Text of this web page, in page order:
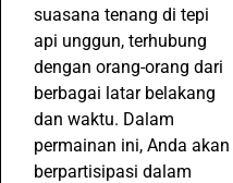
suasana tenang di tepi
api unggun, terhubung
dengan orang-orang dari
berbagai latar belakang
dan waktu. Dalam
permainan ini, Anda akan
berpartisipasi dalam